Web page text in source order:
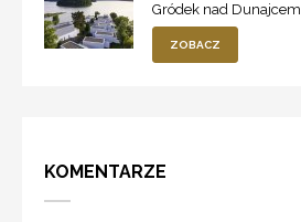
Gródek nad Dunajcem
ZOBACZ
KOMENTARZE